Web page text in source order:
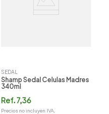
SEDAL
Shamp Sedal Celulas Madres
340ml
Ref.7,36
Precios no incluyen IVA.